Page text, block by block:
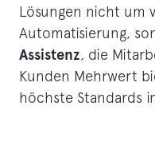
Lösungen nicht um
Automatisierung,
Assistenz, die
Kunden Mehrwert
höchste Standards